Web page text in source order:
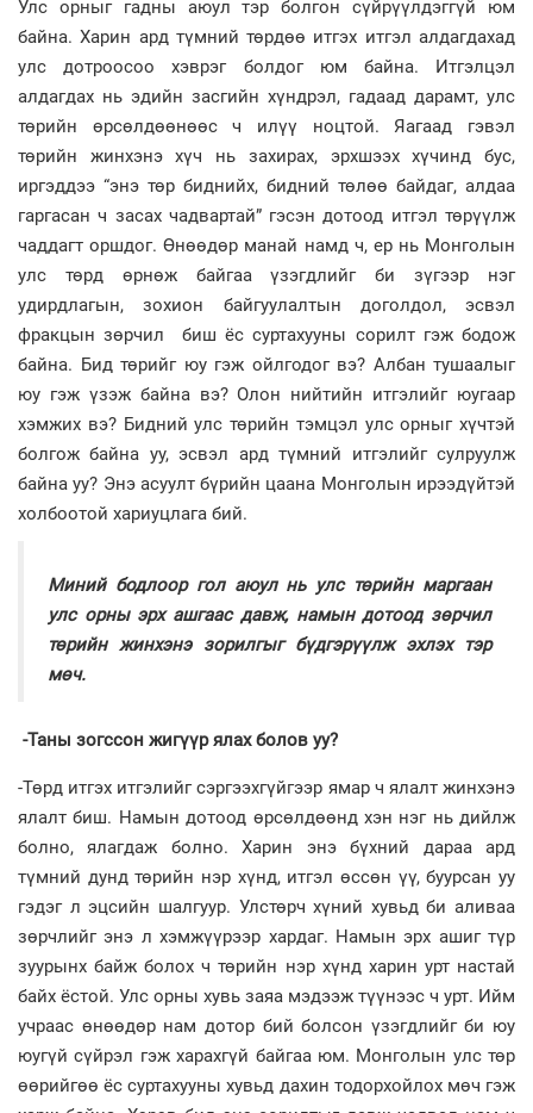
Улс орныг гадны аюул тэр болгон сүйрүүлдэггүй юм
байна. Харин ард түмний төрдөө итгэх итгэл алдагдахад
улс дотроосоо хэврэг болдог юм байна. Итгэлцэл
алдагдах нь эдийн засгийн хүндрэл, гадаад дарамт, улс
төрийн өрсөлдөөнөөс ч илүү ноцтой. Яагаад гэвэл
төрийн жинхэнэ хүч нь захирах, эрхшээх хүчинд бус,
иргэддээ “энэ төр биднийх, бидний төлөө байдаг, алдаа
гаргасан ч засах чадвартай” гэсэн дотоод итгэл төрүүлж
чаддагт оршдог. Өнөөдөр манай намд ч, ер нь Монголын
улс төрд өрнөж байгаа үзэгдлийг би зүгээр нэг
удирдлагын, зохион байгуулалтын доголдол, эсвэл
фракцын зөрчил биш ёс суртахууны сорилт гэж бодож
байна. Бид төрийг юу гэж ойлгодог вэ? Албан тушаалыг
юу гэж үзэж байна вэ? Олон нийтийн итгэлийг юугаар
хэмжих вэ? Бидний улс төрийн тэмцэл улс орныг хүчтэй
болгож байна уу, эсвэл ард түмний итгэлийг сулруулж
байна уу? Энэ асуулт бүрийн цаана Монголын ирээдүйтэй
холбоотой хариуцлага бий.
Миний бодлоор гол аюул нь улс төрийн маргаан
улс орны эрх ашгаас давж, намын дотоод зөрчил
төрийн жинхэнэ зорилгыг бүдгэрүүлж эхлэх тэр
мөч.
-Таны зогссон жигүүр ялах болов уу?
-Төрд итгэх итгэлийг сэргээхгүйгээр ямар ч ялалт жинхэнэ
ялалт биш. Намын дотоод өрсөлдөөнд хэн нэг нь дийлж
болно, ялагдаж болно. Харин энэ бүхний дараа ард
түмний дунд төрийн нэр хүнд, итгэл өссөн үү, буурсан уу
гэдэг л эцсийн шалгуур. Улстөрч хүний хувьд би аливаа
зөрчлийг энэ л хэмжүүрээр хардаг. Намын эрх ашиг түр
зуурынх байж болох ч төрийн нэр хүнд харин урт настай
байх ёстой. Улс орны хувь заяа мэдээж түүнээс ч урт. Ийм
учраас өнөөдөр нам дотор бий болсон үзэгдлийг би юу
юугүй сүйрэл гэж харахгүй байгаа юм. Монголын улс төр
өөрийгөө ёс суртахууны хувьд дахин тодорхойлох мөч гэж